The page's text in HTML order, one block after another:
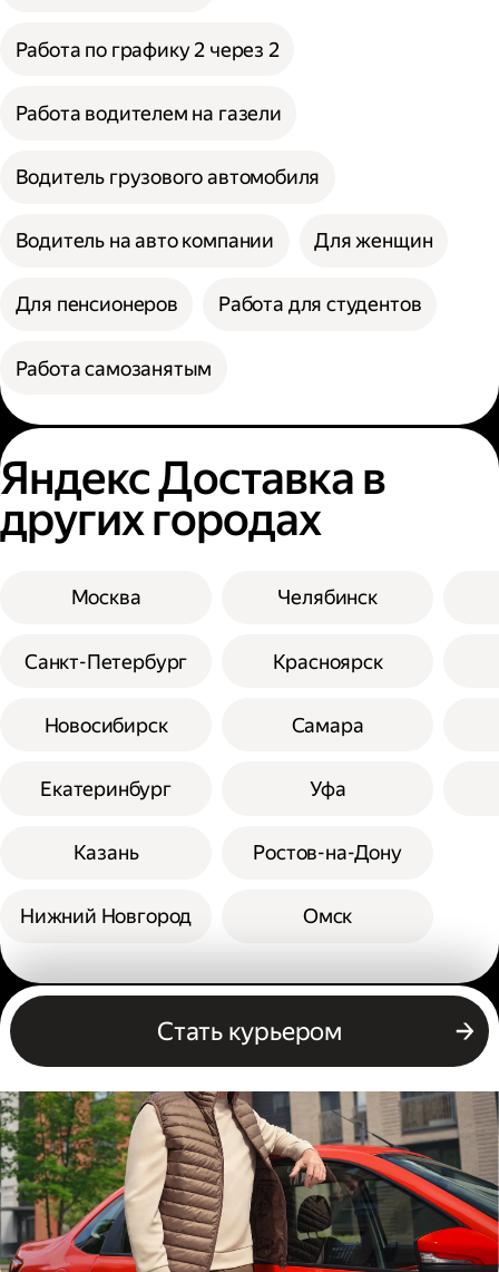
Работа по графику 2 через 2
Работа водителем на газели
Водитель грузового автомобиля
Водитель на авто компании Для женщин
Для пенсионеров Работа для студентов
Работа самозанятым
Яндекс Доставка в
других городах
Москва
Санкт-Петербург
Новосибирск
Екатеринбург
Казань
Нижний Новгород
Челябинск
Красноярск
Самара
Уфа
Ростов-на-Дону
Омск
Стать курьером
Другие профессии